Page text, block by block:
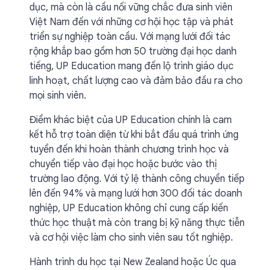
dục, mà còn là cầu nối vững chắc đưa sinh viên
Việt Nam đến với những cơ hội học tập và phát
triển sự nghiệp toàn cầu. Với mạng lưới đối tác
rộng khắp bao gồm hơn 50 trường đại học danh
tiếng, UP Education mang đến lộ trình giáo dục
linh hoạt, chất lượng cao và đảm bảo đầu ra cho
mọi sinh viên.
Điểm khác biệt của UP Education chính là cam
kết hỗ trợ toàn diện từ khi bắt đầu quá trình ứng
tuyển đến khi hoàn thành chương trình học và
chuyển tiếp vào đại học hoặc bước vào thị
trường lao động. Với tỷ lệ thành công chuyển tiếp
lên đến 94% và mạng lưới hơn 300 đối tác doanh
nghiệp, UP Education không chỉ cung cấp kiến
thức học thuật mà còn trang bị kỹ năng thực tiễn
và cơ hội việc làm cho sinh viên sau tốt nghiệp.
Hành trình du học tại New Zealand hoặc Úc qua